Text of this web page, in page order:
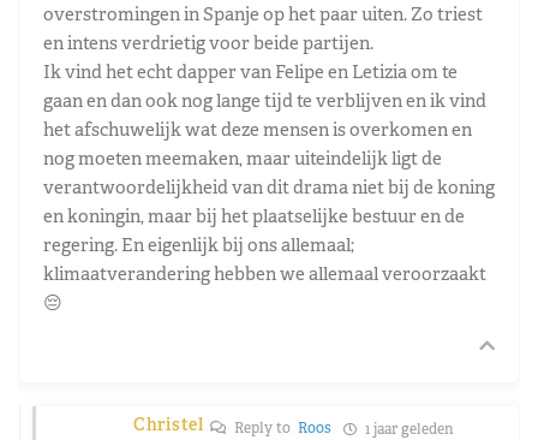
overstromingen in Spanje op het paar uiten. Zo triest
en intens verdrietig voor beide partijen.
Ik vind het echt dapper van Felipe en Letizia om te
gaan en dan ook nog lange tijd te verblijven en ik vind
het afschuwelijk wat deze mensen is overkomen en
nog moeten meemaken, maar uiteindelijk ligt de
verantwoordelijkheid van dit drama niet bij de koning
en koningin, maar bij het plaatselijke bestuur en de
regering. En eigenlijk bij ons allemaal;
klimaatverandering hebben we allemaal veroorzaakt
😔
Christel Reply to Roos 1 jaar geleden